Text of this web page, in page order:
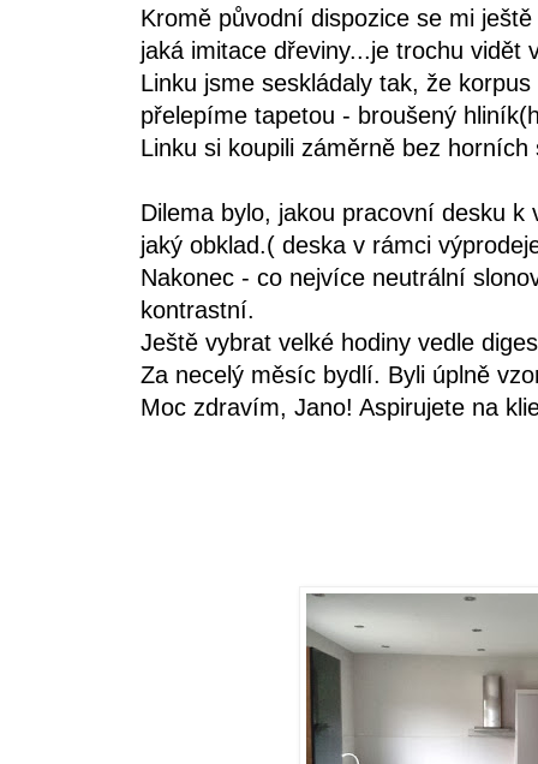
Kromě původní dispozice se mi
jaká imitace dřeviny...je trochu vidět
Linku jsme seskládaly tak, že
přelepíme tapetou - broušený
Linku si koupili záměrně bez
Dilema bylo, jakou pracovní desku
jaký obklad.( deska v rámci
Nakonec - co nejvíce neutrální
kontrastní.
Ještě vybrat velké hodiny vedle
Za necelý měsíc bydlí. Byli úplně
Moc zdravím, Jano! Aspirujete na